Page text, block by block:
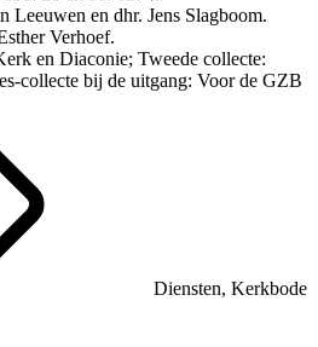
Leeuwen en dhr. Jens Slagboom.
Verhoef.
en Diaconie; Tweede collecte:
collecte bij de uitgang: Voor de GZB
Diensten, Kerkbode